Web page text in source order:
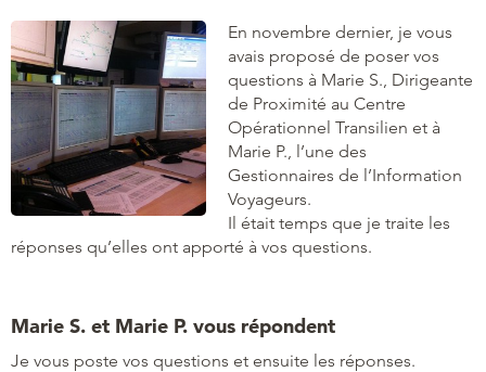
En novembre dernier, je vous
avais proposé de poser vos
questions à Marie S., Dirigeante
de Proximité au Centre
Opérationnel Transilien et à
Marie P., l’une des
Gestionnaires de l’Information
Voyageurs.
Il était temps que je traite les
réponses qu’elles ont apporté à vos questions.
Marie S. et Marie P. vous répondent
Je vous poste vos questions et ensuite les réponses.